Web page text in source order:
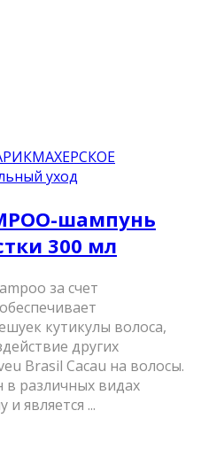
уход
шампунь
300 мл
за счет
кутикулы волоса,
других
Brasil Cacau на волосы.
различных видах
является ...